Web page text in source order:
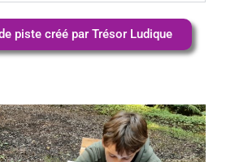
piste créé par Trésor Ludique